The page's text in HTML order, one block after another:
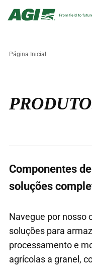
Página Inicial
Componentes
soluções
Navegue por nosso
soluções para
processamento e
agrícolas a granel,